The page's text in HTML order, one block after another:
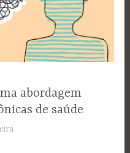
abordagem
de saúde